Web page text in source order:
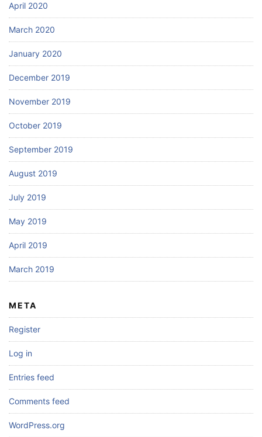
April 2020
March 2020
January 2020
December 2019
November 2019
October 2019
September 2019
August 2019
July 2019
May 2019
April 2019
March 2019
META
Register
Log in
Entries feed
Comments feed
WordPress.org